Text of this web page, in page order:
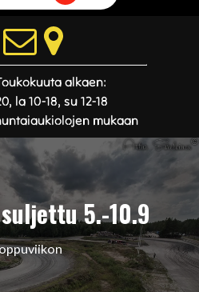
alkaen:
la 10-18, su 12-18
mukaan
5.-10.9